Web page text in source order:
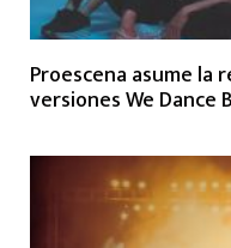
Proescena asume la
versiones We Dance